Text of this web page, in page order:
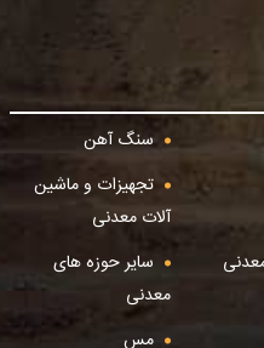
سنگ آهن
تجهیزات و ماشین
آلات معدنی
سایر حوزه های
معدنی
مس